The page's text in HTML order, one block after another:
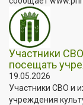
Участники
посещать
19.05.2026
Участники СВО и
учреждения